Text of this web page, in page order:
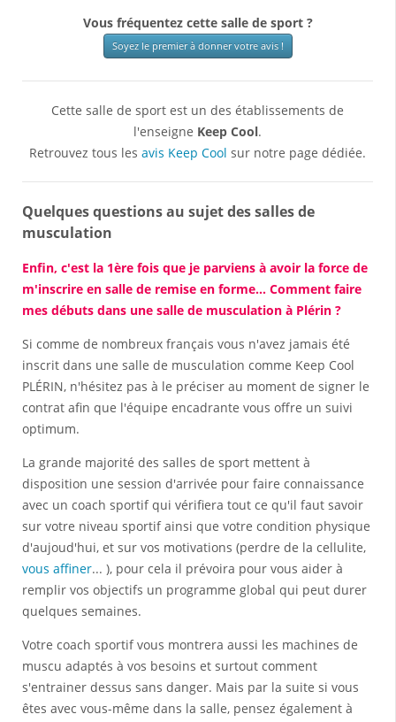
Vous fréquentez cette salle de sport ?
Soyez le premier à donner votre avis !
Cette salle de sport est un des établissements de
l'enseigne Keep Cool.
Retrouvez tous les avis Keep Cool sur notre page dédiée.
Quelques questions au sujet des salles de
musculation
Enfin, c'est la 1ère fois que je parviens à avoir la force de
m'inscrire en salle de remise en forme... Comment faire
mes débuts dans une salle de musculation à Plérin ?
Si comme de nombreux français vous n'avez jamais été
inscrit dans une salle de musculation comme Keep Cool
PLÉRIN, n'hésitez pas à le préciser au moment de signer le
contrat afin que l'équipe encadrante vous offre un suivi
optimum.
La grande majorité des salles de sport mettent à
disposition une session d'arrivée pour faire connaissance
avec un coach sportif qui vérifiera tout ce qu'il faut savoir
sur votre niveau sportif ainsi que votre condition physique
d'aujoud'hui, et sur vos motivations (perdre de la cellulite,
vous affiner... ), pour cela il prévoira pour vous aider à
remplir vos objectifs un programme global qui peut durer
quelques semaines.
Votre coach sportif vous montrera aussi les machines de
muscu adaptés à vos besoins et surtout comment
s'entrainer dessus sans danger. Mais par la suite si vous
êtes avec vous-même dans la salle, pensez également à